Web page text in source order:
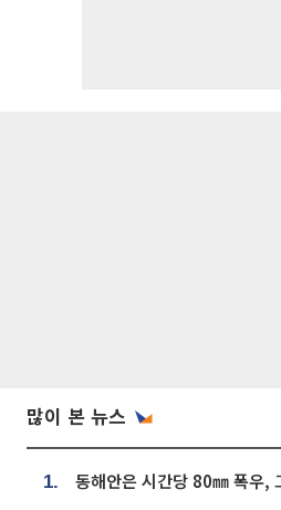
많이 본 뉴스
1.